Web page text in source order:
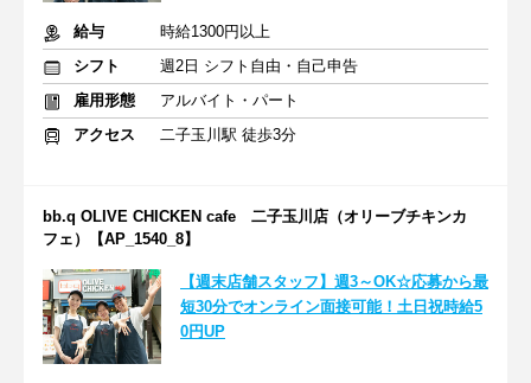
給与
時給1300円以上
シフト
週2日 シフト自由・自己申告
雇用形態
アルバイト・パート
アクセス
二子玉川駅 徒歩3分
bb.q OLIVE CHICKEN cafe 二子玉川店（オリーブチキンカ
フェ）【AP_1540_8】
【週末店舗スタッフ】週3～OK☆応募から最
短30分でオンライン面接可能！土日祝時給5
0円UP